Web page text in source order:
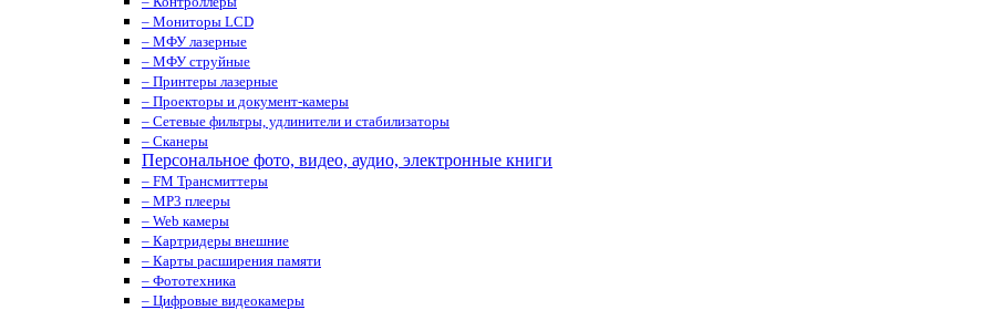
– Мониторы LCD
– МФУ лазерные
– МФУ струйные
– Принтеры лазерные
– Проекторы и документ-камеры
– Сетевые фильтры, удлинители и стабилизаторы
– Сканеры
Персональное фото, видео, аудио, электронные книги
– FM Трансмиттеры
– MP3 плееры
– Web камеры
– Картридеры внешние
– Карты расширения памяти
– Фототехника
– Цифровые видеокамеры